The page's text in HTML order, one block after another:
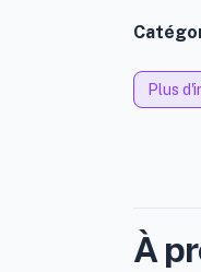
Plus
À